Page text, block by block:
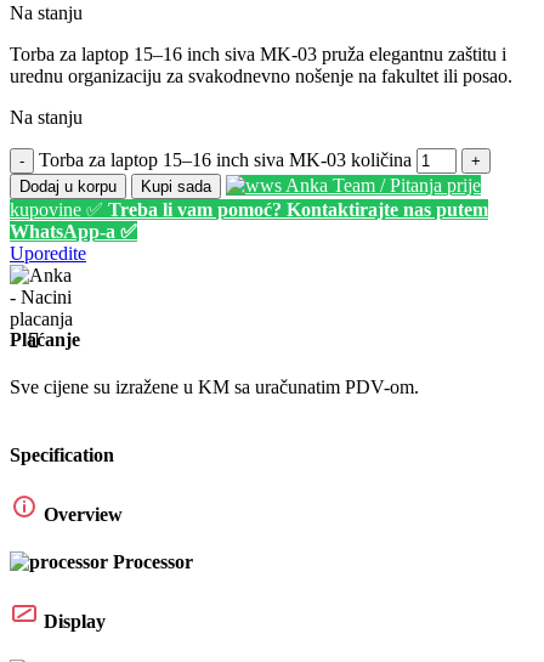
Na stanju
Torba za laptop 15–16 inch siva MK-03 pruža elegantnu zaštitu i
urednu organizaciju za svakodnevno nošenje na fakultet ili posao.
Na stanju
- Torba za laptop 15–16 inch siva MK-03 količina
+
Dodaj u korpu
Kupi sada
Anka Team / Pitanja prije
kupovine ✅ Treba li vam pomoć? Kontaktirajte nas putem
WhatsApp-a ✅
Uporedite
Plaćanje
Sve cijene su izražene u KM sa uračunatim PDV-om.
Specification
Overview
Processor
Display